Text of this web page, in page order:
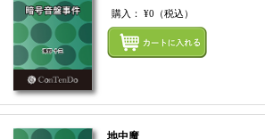
まとめてカートにいれる
購入： ¥0 （税込）
地中魔